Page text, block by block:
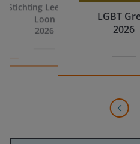
LGBT
2026
Stichting Leefbaar
Loon
2026